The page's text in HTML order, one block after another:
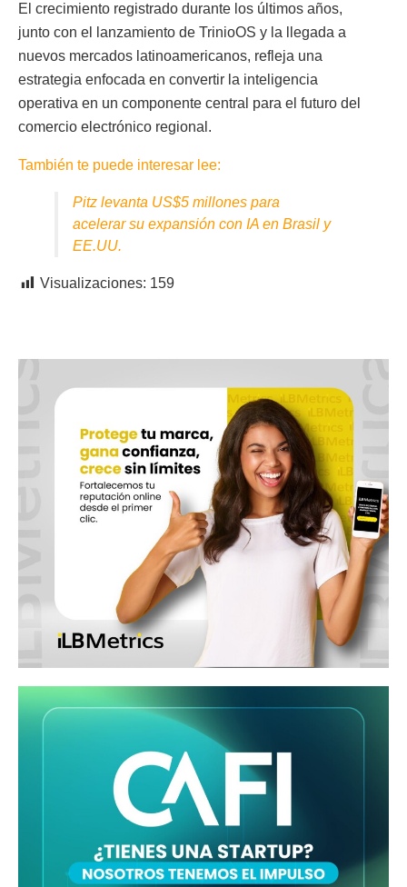
El crecimiento registrado durante los últimos años,
junto con el lanzamiento de TrinioOS y la llegada a
nuevos mercados latinoamericanos, refleja una
estrategia enfocada en convertir la inteligencia
operativa en un componente central para el futuro del
comercio electrónico regional.
También te puede interesar lee:
Pitz levanta US$5 millones para
acelerar su expansión con IA en Brasil y
EE.UU.
Visualizaciones: 159